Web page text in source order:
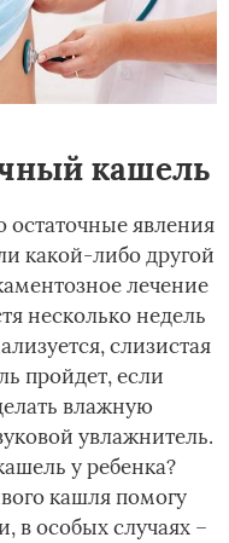
кашель
остаточные явления
какой-либо другой
лечение
несколько недель
слизистая
пройдет, если
влажную
увлажнитель.
у ребенка?
кашля помогу
в особых случаях –